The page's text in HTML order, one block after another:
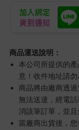
商品運送說明：
本公司所提供的
意！收件地址請勿
商品將由廠商透
無法送達，經電
消該筆訂單，並且
當廠商出貨後，